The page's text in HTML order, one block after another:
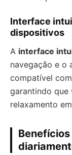
Interface
dispositivos
A interface
navegação e o
compatível
garantindo que
relaxamento